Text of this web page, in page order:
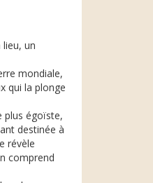
un
mondiale,
qui la plonge
plus égoïste,
destinée à
révèle
comprend